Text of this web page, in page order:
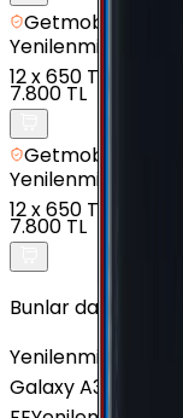
Getmobil
Yenilenmiş
12x650 TL
7.800 TL
Getmobil
Yenilenmiş
12x650 TL
7.800 TL
Bunlar da İlginizi
Yenilenmiş
Galaxy A33